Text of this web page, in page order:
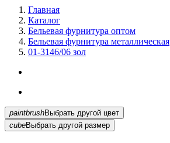
Главная
Каталог
Бельевая фурнитура оптом
Бельевая фурнитура металлическая
01-3146/06 зол
paintbrush
Выбрать другой цвет
cubeВыбрать другой размер